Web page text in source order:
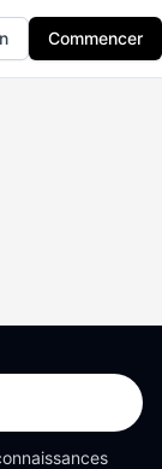
Commencer